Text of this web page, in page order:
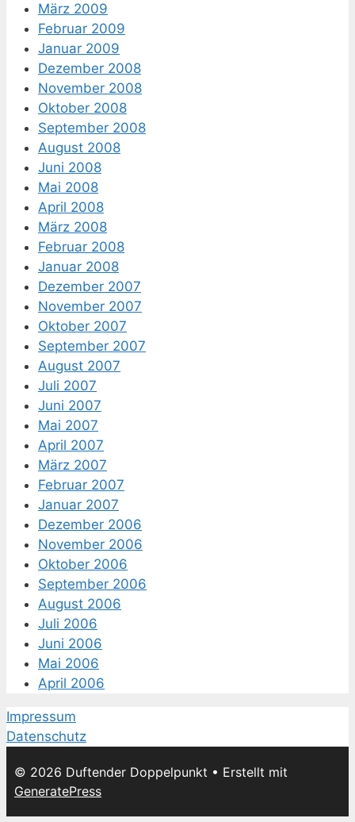
März 2009
Februar 2009
Januar 2009
Dezember 2008
November 2008
Oktober 2008
September 2008
August 2008
Juni 2008
Mai 2008
April 2008
März 2008
Februar 2008
Januar 2008
Dezember 2007
November 2007
Oktober 2007
September 2007
August 2007
Juli 2007
Juni 2007
Mai 2007
April 2007
März 2007
Februar 2007
Januar 2007
Dezember 2006
November 2006
Oktober 2006
September 2006
August 2006
Juli 2006
Juni 2006
Mai 2006
April 2006
Impressum
Datenschutz
© 2026 Duftender Doppelpunkt • Erstellt mit
GeneratePress